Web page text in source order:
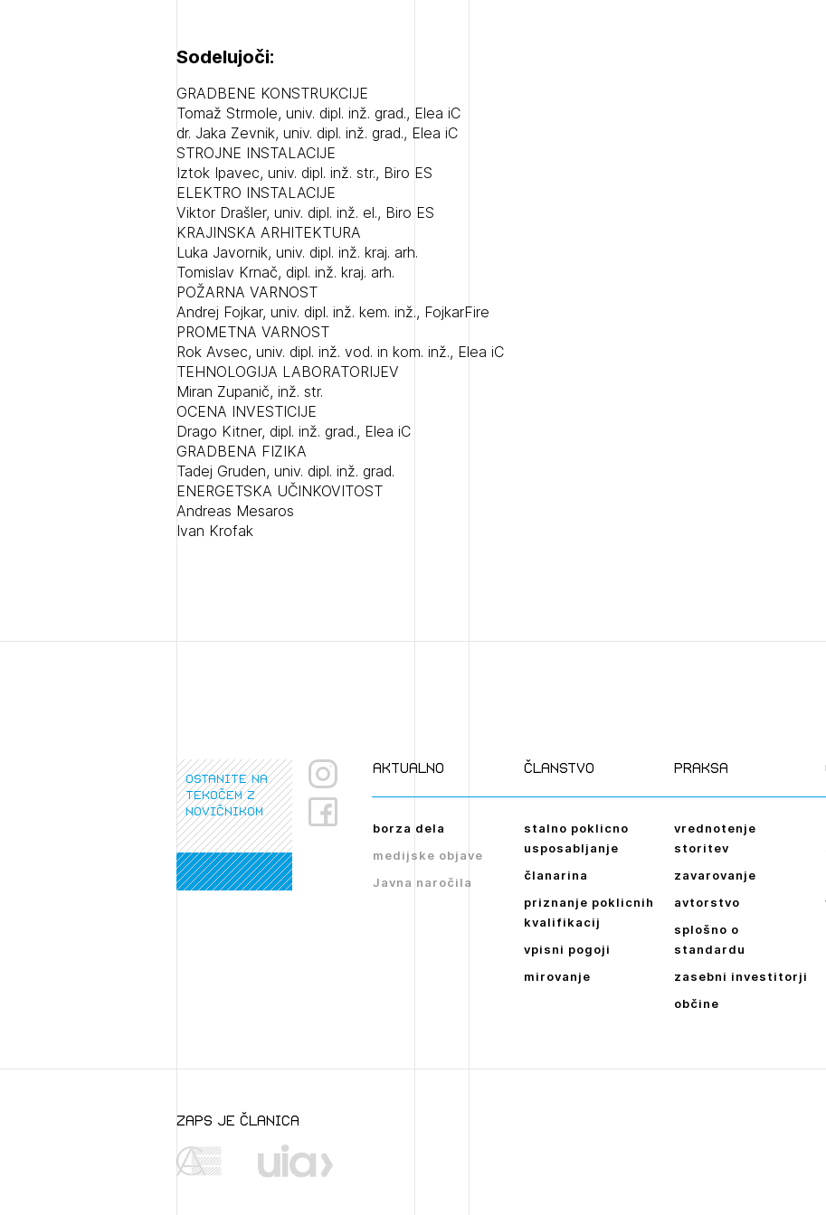
Sodelujoči:
GRADBENE KONSTRUKCIJE
Tomaž Strmole, univ. dipl. inž. grad., Elea iC
dr. Jaka Zevnik, univ. dipl. inž. grad., Elea iC
STROJNE INSTALACIJE
Iztok Ipavec, univ. dipl. inž. str., Biro ES
ELEKTRO INSTALACIJE
Viktor Drašler, univ. dipl. inž. el., Biro ES
KRAJINSKA ARHITEKTURA
Luka Javornik, univ. dipl. inž. kraj. arh.
Tomislav Krnač, dipl. inž. kraj. arh.
POŽARNA VARNOST
Andrej Fojkar, univ. dipl. inž. kem. inž., FojkarFire
PROMETNA VARNOST
Rok Avsec, univ. dipl. inž. vod. in kom. inž., Elea iC
TEHNOLOGIJA LABORATORIJEV
Miran Zupanič, inž. str.
OCENA INVESTICIJE
Drago Kitner, dipl. inž. grad., Elea iC
GRADBENA FIZIKA
Tadej Gruden, univ. dipl. inž. grad.
ENERGETSKA UČINKOVITOST
Andreas Mesaros
Ivan Krofak
ostanite na
tekočem z
novičnikom
aktualno
borza dela
medijske objave
Javna naročila
članstvo
stalno poklicno
usposabljanje
članarina
priznanje poklicnih
kvalifikacij
vpisni pogoji
mirovanje
praksa
vrednotenje
storitev
zavarovanje
avtorstvo
splošno o
standardu
zasebni investitorji
občine
zaps je članica